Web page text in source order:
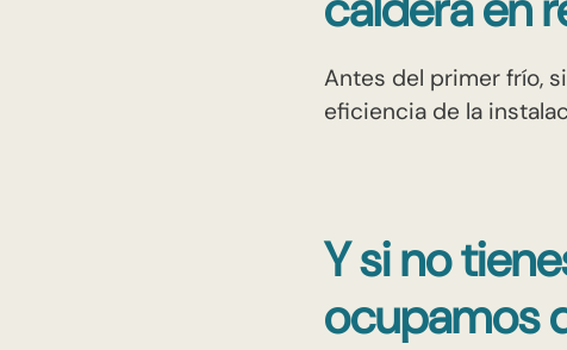
Antes del primer frío,
eficiencia de la
Y si no
ocupamos